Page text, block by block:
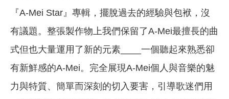
『A-Mei Star』專輯，擺脫過去的經驗與包袱，沒
有議題。整張製作物上我們保留了A-Mei最擅長的曲
式但也大量運用了新的元素____一個聽起來熟悉卻
有新鮮感的A-Mei。完全展現A-Mei個人與音樂的魅
力與特質、簡單而深刻的切入要害，引導歌迷們用